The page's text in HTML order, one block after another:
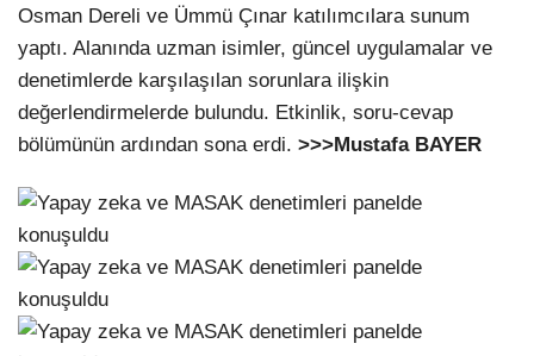
Osman Dereli ve Ümmü Çınar katılımcılara sunum
yaptı. Alanında uzman isimler, güncel uygulamalar ve
denetimlerde karşılaşılan sorunlara ilişkin
değerlendirmelerde bulundu. Etkinlik, soru-cevap
bölümünün ardından sona erdi. >>>Mustafa BAYER